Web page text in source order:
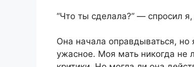
“Что ты сделала?” — спросил
Она начала оправдываться, но
ужасное. Моя мать никогда не